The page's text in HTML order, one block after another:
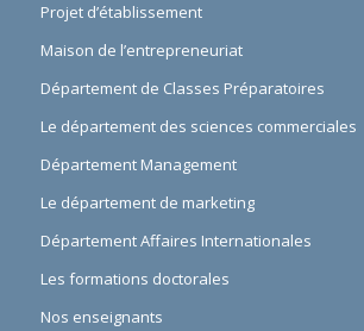
Projet d’établissement
Maison de l’entrepreneuriat
Département de Classes Préparatoires
Le département des sciences commerciales
Département Management
Le département de marketing
Département Affaires Internationales
Les formations doctorales
Nos enseignants